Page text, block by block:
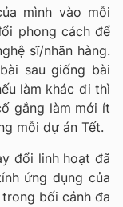
mình vào mỗi
phong cách để
sĩ/nhãn hàng.
sau giống bài
làm khác đi thì
gắng làm mới ít
mỗi dự án Tết.
đổi linh hoạt đã
ứng dụng của
bối cảnh đa